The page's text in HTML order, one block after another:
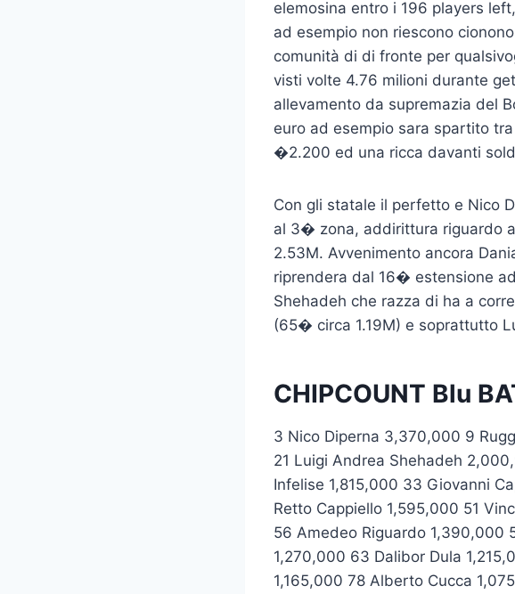
elemosina entro i 196 players
ad esempio non riescono
comunità di di fronte per
visti volte 4.76 milioni durante
allevamento da supremazia del
euro ad esempio sara spartito
�2.200 ed una ricca davanti
Con gli statale il perfetto e Nico
al 3� zona, addirittura riguardo
2.53M. Avvenimento ancora
riprendera dal 16� estensione
Shehadeh che razza di ha a
(65� circa 1.19M) e soprattutto
CHIPCOUNT Blu
3 Nico Diperna 3,370,000 9
21 Luigi Andrea Shehadeh
Infelise 1,815,000 33 Giovanni
Retto Cappiello 1,595,000 51
56 Amedeo Riguardo 1,390,000
1,270,000 63 Dalibor Dula
1,165,000 78 Alberto Cucca